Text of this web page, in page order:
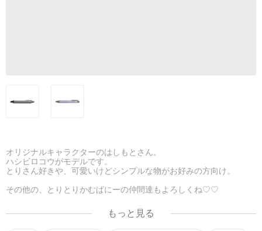
オリジナルキャラクターのはしもとさん。
ハシビロコウがモデルです。
とりさん好きや、可愛いけどシンプルな物がお好みの方向け。
その他の、とりとりかむぱにーの仲間達もよろしくね♡♡
もっと見る